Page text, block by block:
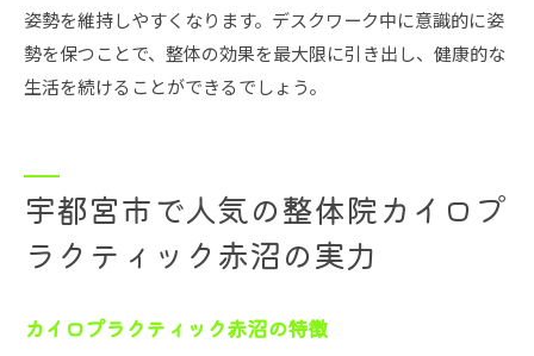
姿勢を維持しやすくなります。デスクワーク中に意識的に姿
勢を保つことで、整体の効果を最大限に引き出し、健康的な
生活を続けることができるでしょう。
宇都宮市で人気の整体院カイロプ
ラクティック赤沼の実力
カイロプラクティック赤沼の特徴